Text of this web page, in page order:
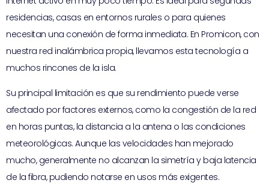
residencias, casas en entornos rurales o para quienes
necesitan una conexión de forma inmediata. En Promicon, con
nuestra red inalámbrica propia, llevamos esta tecnología a
muchos rincones de la isla.
Su principal limitación es que su rendimiento puede verse
afectado por factores externos, como la congestión de la red
en horas puntas, la distancia a la antena o las condiciones
meteorológicas. Aunque las velocidades han mejorado
mucho, generalmente no alcanzan la simetría y baja latencia
de la fibra, pudiendo notarse en usos más exigentes.